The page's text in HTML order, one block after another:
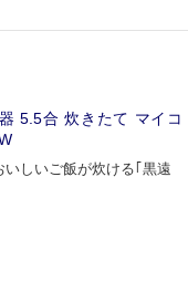
5.5合 炊きたて マイコ
しいご飯が炊ける｢黒遠